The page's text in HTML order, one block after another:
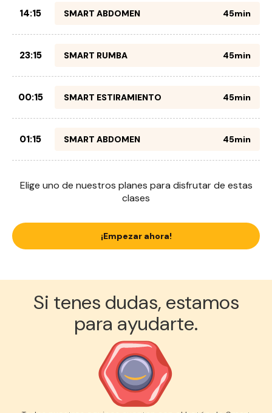
14:15 SMART ABDOMEN 45min
23:15 SMART RUMBA 45min
00:15 SMART ESTIRAMIENTO 45min
01:15 SMART ABDOMEN 45min
Elige uno de nuestros planes para disfrutar de estas
clases
¡Empezar ahora!
Si tenes dudas, estamos
para ayudarte.